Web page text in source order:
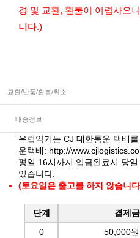
경 및 교환, 환불이 어렵사오
니다.)
교환/반품/환불/취소
배송정보
유럽악기는 CJ 대한통운 택배
운택배: http://
평일 16시까지 입금완료시 당
있습니다.
(토요일은 출고를 하지 않습니
단계 결제
0
50,000